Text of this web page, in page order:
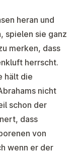
heran und
spielen sie ganz
merken, dass
herrscht.
hält die
nicht
schon der
dass
von
wenn er der